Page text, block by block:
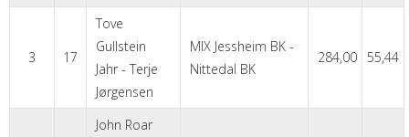
3 17
Tove
Gullstein
Jahr - Terje
Jørgensen
MIX Jessheim BK -
Nittedal BK
284,00 55,44
John Roar